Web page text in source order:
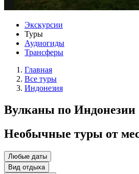
Экскурсии
Туры
Аудиогиды
Трансферы
Главная
Все туры
Индонезия
Вулканы по Индонезии
Необычные туры от
Любые даты
Вид отдыха